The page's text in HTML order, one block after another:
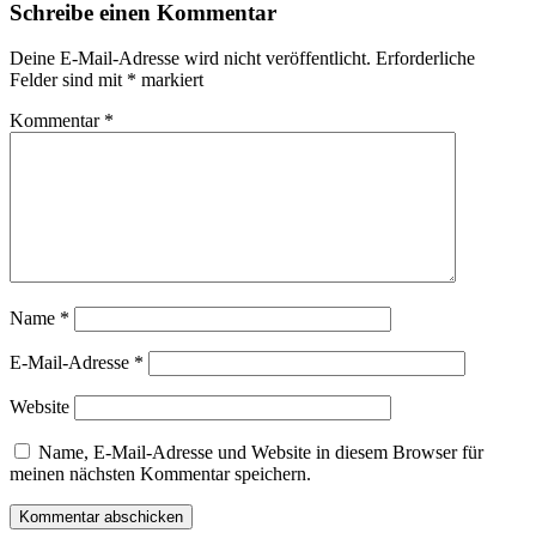
Schreibe einen Kommentar
Deine E-Mail-Adresse wird nicht veröffentlicht. Erforderliche
Felder sind mit * markiert
Kommentar *
Name *
E-Mail-Adresse *
Website
Name, E-Mail-Adresse und Website in diesem Browser für
meinen nächsten Kommentar speichern.